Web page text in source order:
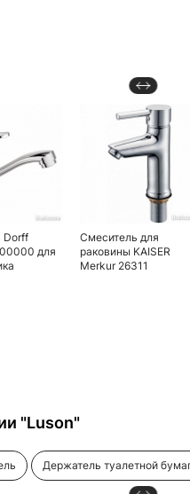
Dorff
для
Смеситель для
раковины KAISER
Merkur 26311
"Luson"
держатель туалетной